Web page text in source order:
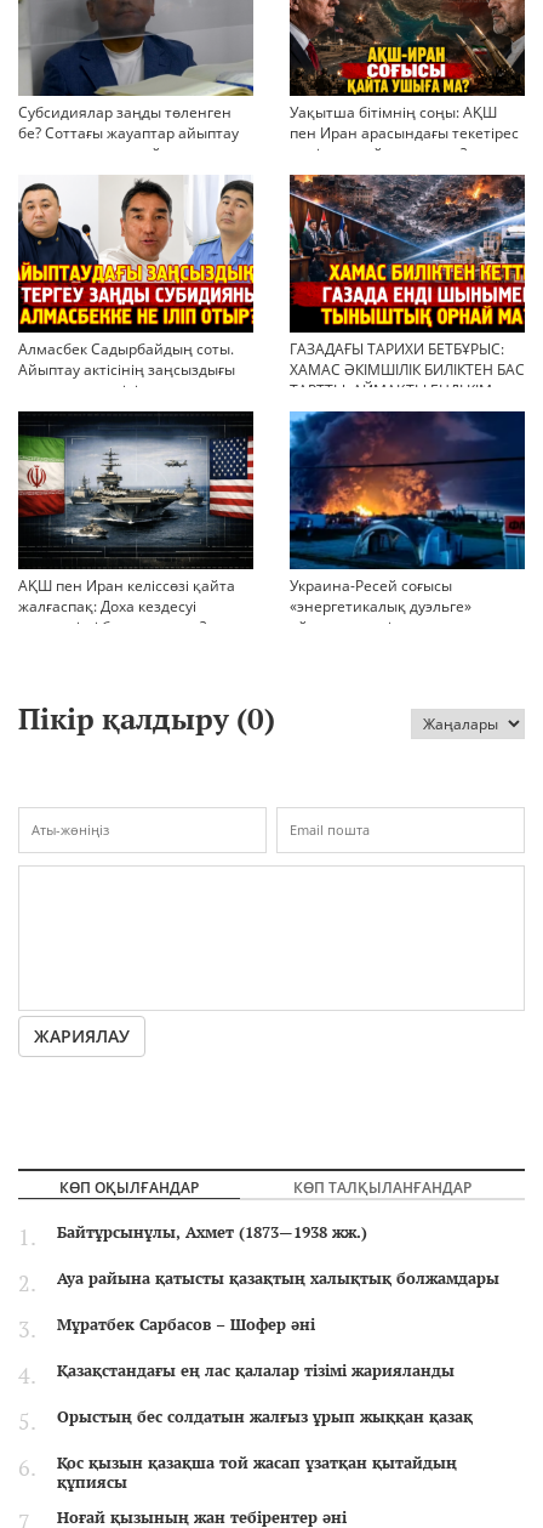
Субсидиялар заңды төленген
бе? Соттағы жауаптар айыптау
тұжырымдарын қайта қарауға
негіз бола ала ма?
Уақытша бітімнің соңы: АҚШ
пен Иран арасындағы текетірес
неліктен қайта ушықты?
Алмасбек Садырбайдың соты.
Айыптау актісінің заңсыздығы
мен қолдан өсірілген
миллиондар
ГАЗАДАҒЫ ТАРИХИ БЕТБҰРЫС:
ХАМАС ӘКІМШІЛІК БИЛІКТЕН БАС
ТАРТТЫ. АЙМАҚТЫ ЕНДІ КІМ
БАСҚАРАДЫ?
АҚШ пен Иран келіссөзі қайта
жалғаспақ: Доха кездесуі
шиеленісті бәсеңдете ме?
Украина-Ресей соғысы
«энергетикалық дуэльге»
айналып кетті
Пікір қалдыру (0)
ЖАРИЯЛАУ
КӨП ОҚЫЛҒАНДАР КӨП ТАЛҚЫЛАНҒАНДАР
Байтұрсынұлы, Ахмет (1873—1938 жж.)
Ауа райына қатысты қазақтың халықтық болжамдары
Мұратбек Сарбасов – Шофер әні
Қазақстандағы ең лас қалалар тізімі жарияланды
Орыстың бес солдатын жалғыз ұрып жыққан қазақ
Қос қызын қазақша той жасап ұзатқан қытайдың
құпиясы
Ноғай қызының жан тебірентер әні